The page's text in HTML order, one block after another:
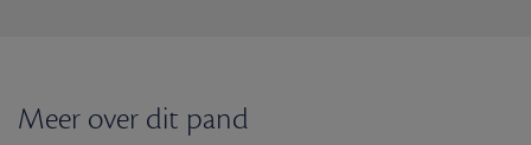
Meer over dit pand